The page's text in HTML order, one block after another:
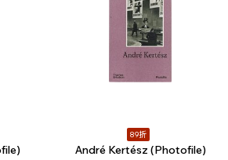
89折
André Kertész (Photofile)